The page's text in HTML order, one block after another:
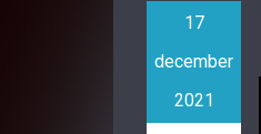
17
december
2021